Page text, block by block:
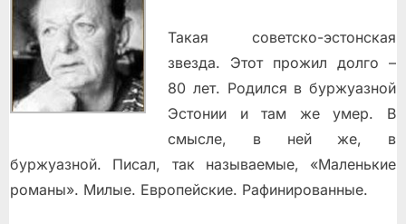
Такая советско-эстонская
звезда. Этот прожил долго –
80 лет. Родился в буржуазной
Эстонии и там же умер. В
смысле, в ней же, в
буржуазной. Писал, так называемые, «Маленькие
романы». Милые. Европейские. Рафинированные.